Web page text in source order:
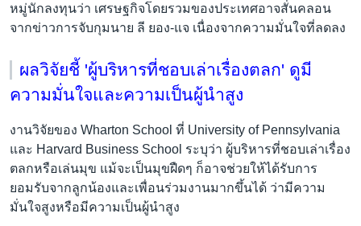
หมู่นักลงทุนว่า เศรษฐกิจโดยรวมของประเทศอาจสั่นคลอน
จากข่าวการจับกุมนาย ลี ยอง-แจ เนื่องจากความมั่นใจที่ลดลง
ผลวิจัยชี้ 'ผู้บริหารที่ชอบเล่าเรื่องตลก' ดูมี
ความมั่นใจและความเป็นผู้นำสูง
งานวิจัยของ Wharton School ที่ University of Pennsylvania
และ Harvard Business School ระบุว่า ผู้บริหารที่ชอบเล่าเรื่อง
ตลกหรือเล่นมุข แม้จะเป็นมุขฝืดๆ ก็อาจช่วยให้ได้รับการ
ยอมรับจากลูกน้องและเพื่อนร่วมงานมากขึ้นได้ ว่ามีความ
มั่นใจสูงหรือมีความเป็นผู้นำสูง